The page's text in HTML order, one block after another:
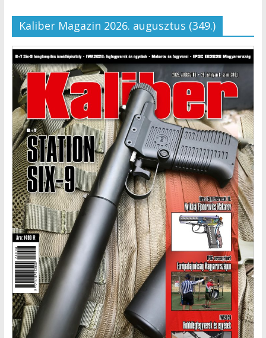
Kaliber Magazin 2026. augusztus (349.)